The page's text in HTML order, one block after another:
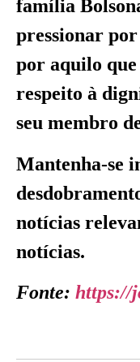
família
pressionar
por aquilo
respeito à
seu membro
Mantenha-se
notícias
notícias.
Fonte: https://